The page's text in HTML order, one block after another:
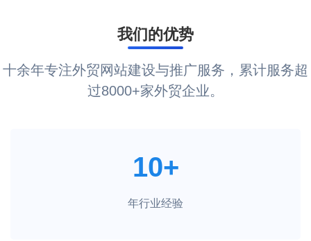
我们的优势
十余年专注外贸网站建设与推广服务，累计服务超
过8000+家外贸企业。
10+
年行业经验